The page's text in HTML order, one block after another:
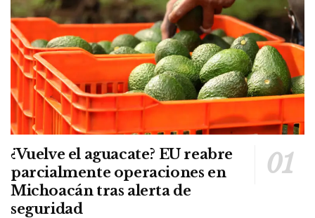
¿Vuelve el aguacate? EU reabre
parcialmente operaciones en
Michoacán tras alerta de
seguridad